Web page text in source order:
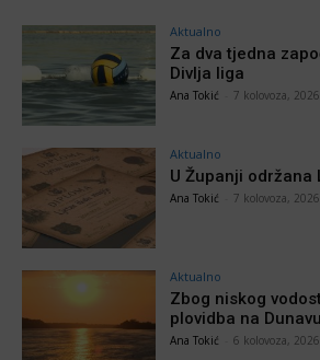
Aktualno
Za dva tjedna
Divlja liga
Ana Tokić 7 kolovoza, 2026
Aktualno
U Županji održana
Ana Tokić 7 kolovoza, 2026
Aktualno
Zbog niskog
plovidba na Dunavu
Ana Tokić 6 kolovoza, 2026